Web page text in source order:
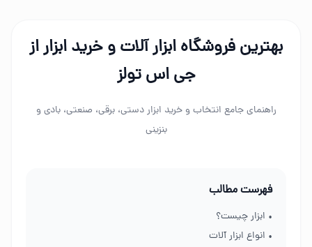
بهترین فروشگاه ابزار آلات و خرید ابزار از
جی اس تولز
راهنمای جامع انتخاب و خرید ابزار دستی، برقی، صنعتی، بادی و
بنزینی
فهرست مطالب
• ابزار چیست؟
• انواع ابزار آلات